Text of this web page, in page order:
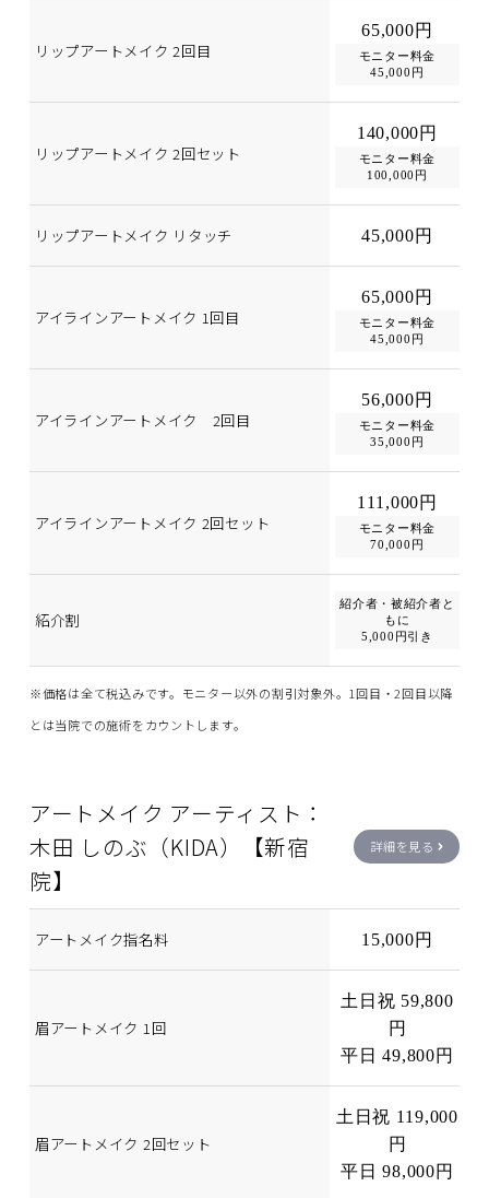
リップアートメイク 2回目
65,000円
モニター料金
45,000円
リップアートメイク 2回セット
140,000円
モニター料金
100,000円
リップアートメイク リタッチ 45,000円
アイラインアートメイク 1回目
65,000円
モニター料金
45,000円
アイラインアートメイク 2回目
56,000円
モニター料金
35,000円
アイラインアートメイク 2回セット
111,000円
モニター料金
70,000円
紹介割
紹介者・被紹介者と
もに
5,000円引き
※価格は全て税込みです。モニター以外の割引対象外。1回目・2回目以降
とは当院での施術をカウントします。
アートメイク アーティスト：
木田 しのぶ（KIDA）【新宿
院】
詳細を見る
アートメイク指名料 15,000円
眉アートメイク 1回
土日祝 59,800
円
平日 49,800円
眉アートメイク 2回セット
土日祝 119,000
円
平日 98,000円